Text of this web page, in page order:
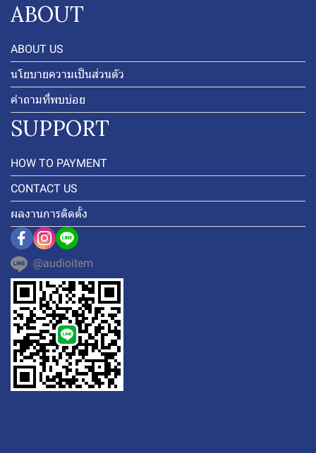
ABOUT
ABOUT US
นโยบายความเป็นส่วนตัว
คำถามที่พบบ่อย
SUPPORT
HOW TO PAYMENT
CONTACT US
ผลงานการติดตั้ง
@audioitem